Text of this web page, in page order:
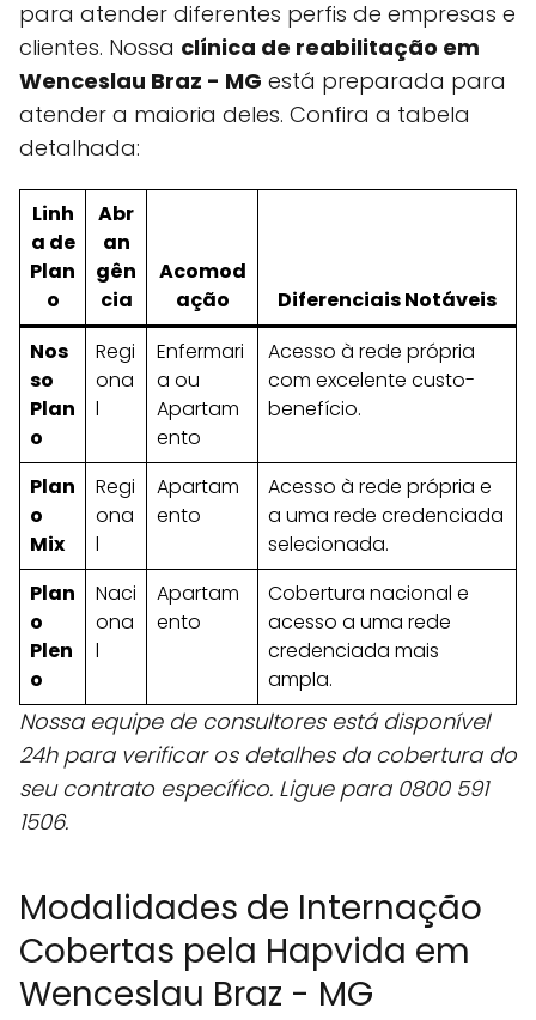
para atender diferentes perfis de empresas e
clientes. Nossa clínica de reabilitação em
Wenceslau Braz - MG está preparada para
atender a maioria deles. Confira a tabela
detalhada:
Linh
a de
Plan
o
Abr
an
gên
cia
Acomod
ação
Diferenciais Notáveis
Nos
so
Plan
o
Regi
ona
l
Enfermari
a ou
Apartam
ento
Acesso à rede própria
com excelente custo-
benefício.
Plan
o
Mix
Regi
ona
l
Apartam
ento
Acesso à rede própria e
a uma rede credenciada
selecionada.
Plan
o
Plen
o
Naci
ona
l
Apartam
ento
Cobertura nacional e
acesso a uma rede
credenciada mais
ampla.
Nossa equipe de consultores está disponível
24h para verificar os detalhes da cobertura do
seu contrato específico. Ligue para 0800 591
1506.
Modalidades de Internação
Cobertas pela Hapvida em
Wenceslau Braz - MG